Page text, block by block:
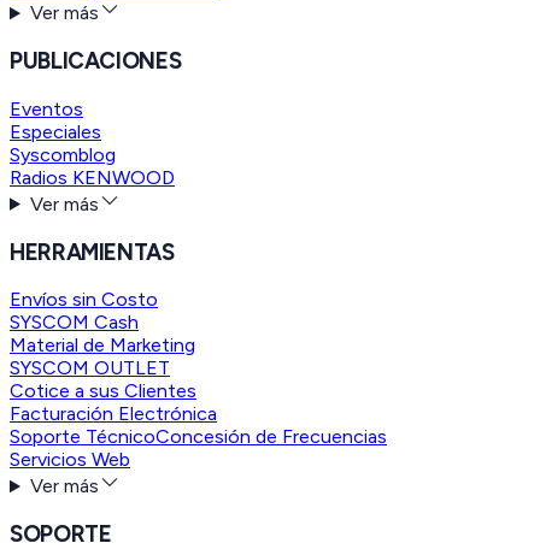
Ver más
PUBLICACIONES
Eventos
Especiales
Syscomblog
Radios KENWOOD
Ver más
HERRAMIENTAS
Envíos sin Costo
SYSCOM Cash
Material de Marketing
SYSCOM OUTLET
Cotice a sus Clientes
Facturación Electrónica
Soporte TécnicoConcesión de Frecuencias
Servicios Web
Ver más
SOPORTE